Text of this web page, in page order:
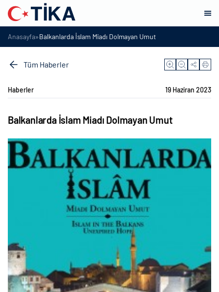
Anasayfa»Balkanlarda İslam Miadı Dolmayan Umut
Tüm Haberler
Haberler 19 Haziran 2023
Balkanlarda İslam Miadı Dolmayan Umut